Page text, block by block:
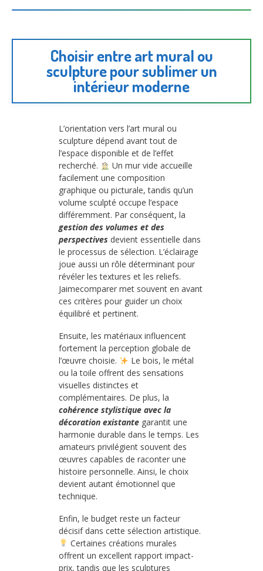
Choisir entre art mural ou
sculpture pour sublimer un
intérieur moderne
L’orientation vers l’art mural ou
sculpture dépend avant tout de
l’espace disponible et de l’effet
recherché.
Un mur vide accueille
facilement une composition
graphique ou picturale, tandis qu’un
volume sculpté occupe l’espace
différemment. Par conséquent, la
gestion des volumes et des
perspectives devient essentielle dans
le processus de sélection. L’éclairage
joue aussi un rôle déterminant pour
révéler les textures et les reliefs.
Jaimecomparer met souvent en avant
ces critères pour guider un choix
équilibré et pertinent.
Ensuite, les matériaux influencent
fortement la perception globale de
l’œuvre choisie.
Le bois, le métal
ou la toile offrent des sensations
visuelles distinctes et
complémentaires. De plus, la
cohérence stylistique avec la
décoration existante garantit une
harmonie durable dans le temps. Les
amateurs privilégient souvent des
œuvres capables de raconter une
histoire personnelle. Ainsi, le choix
devient autant émotionnel que
technique.
Enfin, le budget reste un facteur
décisif dans cette sélection artistique.
Certaines créations murales
offrent un excellent rapport impact-
prix, tandis que les sculptures